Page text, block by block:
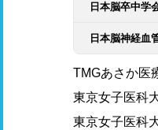
日本脳卒中学
日本脳神経血
TMGあさか医
東京女子医科
東京女子医科